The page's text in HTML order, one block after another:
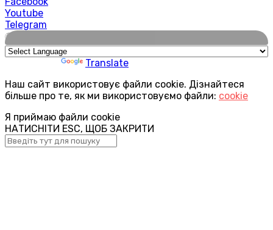
Youtube
Telegram
🌍
Translate
Наш сайт використовує файли cookie. Дізнайтеся
більше про те, як ми використовуємо файли: cookie
Я приймаю файли cookie
НАТИСНІТИ ESC, ЩОБ ЗАКРИТИ